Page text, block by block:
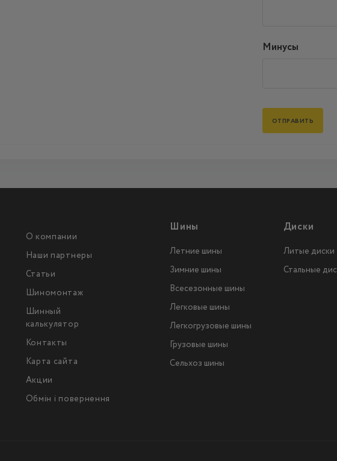
Минусы
О компании
Наши партнеры
Статьи
Шиномонтаж
Шинный
калькулятор
Контакты
Карта сайта
Акции
Обмін і повернення
Шины
Летние шины
Зимние шины
Всесезонные шины
Легковые шины
Легкогрузовые шины
Грузовые шины
Сельхоз шины
Диски
Литые диски
Стальные